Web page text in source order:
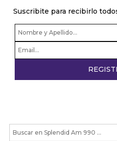
Suscribite para recibirlo